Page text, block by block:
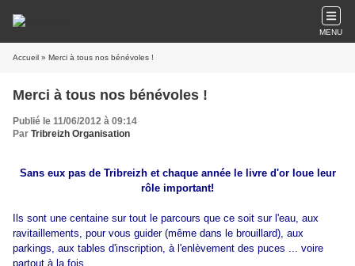
MENU
Accueil » Merci à tous nos bénévoles !
Merci à tous nos bénévoles !
Publié le 11/06/2012 à 09:14
Par Tribreizh Organisation
Sans eux pas de Tribreizh et chaque année le livre d'or loue leur
rôle important!
Ils sont une centaine sur tout le parcours que ce soit sur l'eau, aux
ravitaillements, pour vous guider (même dans le brouillard), aux
parkings, aux tables d'inscription, à l'enlèvement des puces ... voire
partout à la fois